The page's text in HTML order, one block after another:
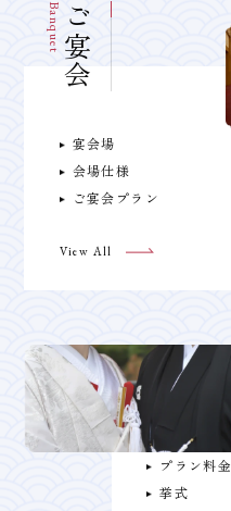
ご宴会
Banquet
宴会場
会場仕様
ご宴会プラン
View All
プラン料金
挙式